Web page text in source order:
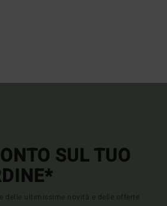
SUL TUO
delle ultimissime novità e delle offerte